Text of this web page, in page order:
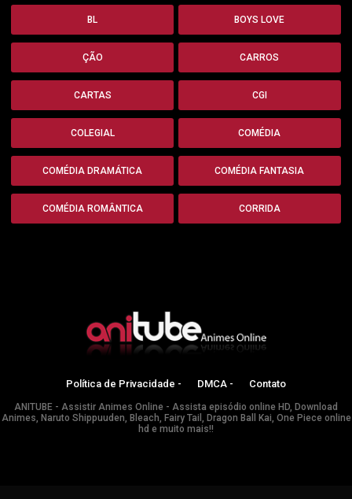
BL BOYS LOVE
ÇÃO CARROS
CARTAS CGI
COLEGIAL COMÉDIA
COMÉDIA DRAMÁTICA COMÉDIA FANTASIA
COMÉDIA ROMÂNTICA CORRIDA
Política de Privacidade - DMCA - Contato
ANITUBE - Assistir Animes Online - Assista episódio online HD, Download
Animes, Naruto Shippuuden, Bleach, Fairy Tail, Dragon Ball Kai, One Piece online
hd e muito mais!!